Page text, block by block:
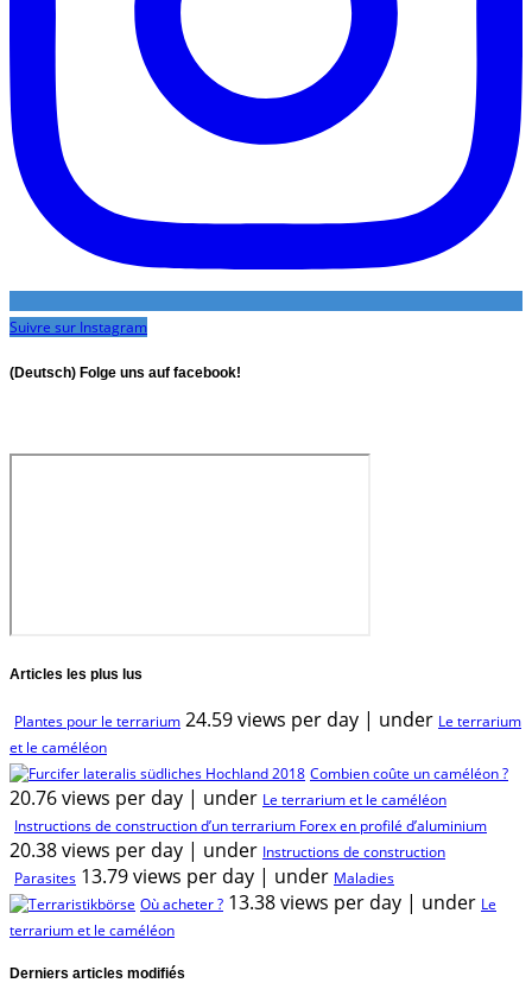
Suivre sur Instagram
(Deutsch) Folge uns auf facebook!
Articles les plus lus
Plantes pour le terrarium 24.59 views per day | under Le terrarium
et le caméléon
Combien coûte un caméléon ?
20.76 views per day | under Le terrarium et le caméléon
Instructions de construction d’un terrarium Forex en profilé d’aluminium
20.38 views per day | under Instructions de construction
Parasites 13.79 views per day | under Maladies
Où acheter ? 13.38 views per day | under Le
terrarium et le caméléon
Derniers articles modifiés